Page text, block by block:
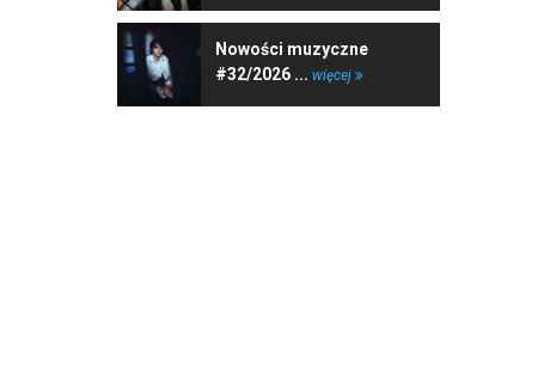
Nowości muzyczne
#32/2026 ... więcej